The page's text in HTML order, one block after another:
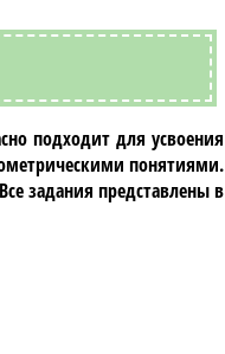
подходит для усвоения
понятиями.
задания представлены в